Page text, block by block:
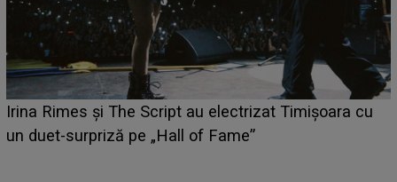
HOROSCOP 6 august 2026. Zodia care are șansa să
câștige mai mulți bani. O oportunitate neașteptată îi